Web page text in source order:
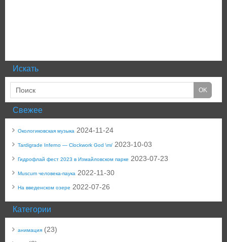
Искать
Свежее
Окологиковская музыка 2024-11-24
Tardigrade Inferno — Clockwork God \m/ 2023-10-03
Гидрофлай фест 2023 в Измайловском парке 2023-07-23
Muscum человека-паука 2022-11-30
На введенском озере 2022-07-26
Категории
анимация (23)